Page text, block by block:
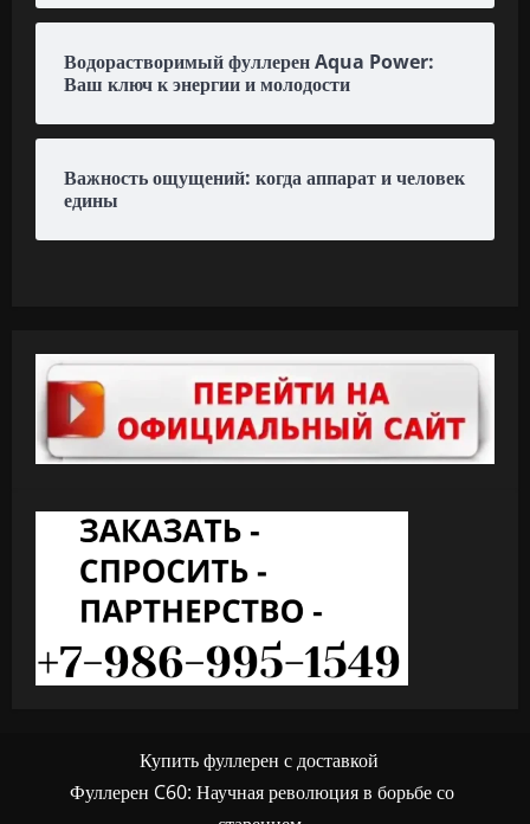
Водорастворимый фуллерен Aqua Power:
Ваш ключ к энергии и молодости
Важность ощущений: когда аппарат и человек
едины
Купить фуллерен с доставкой
Фуллерен C60: Научная революция в борьбе со